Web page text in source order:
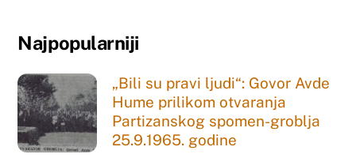
Najpopularniji
„Bili su pravi ljudi“: Govor Avde
Hume prilikom otvaranja
Partizanskog spomen-groblja
25.9.1965. godine